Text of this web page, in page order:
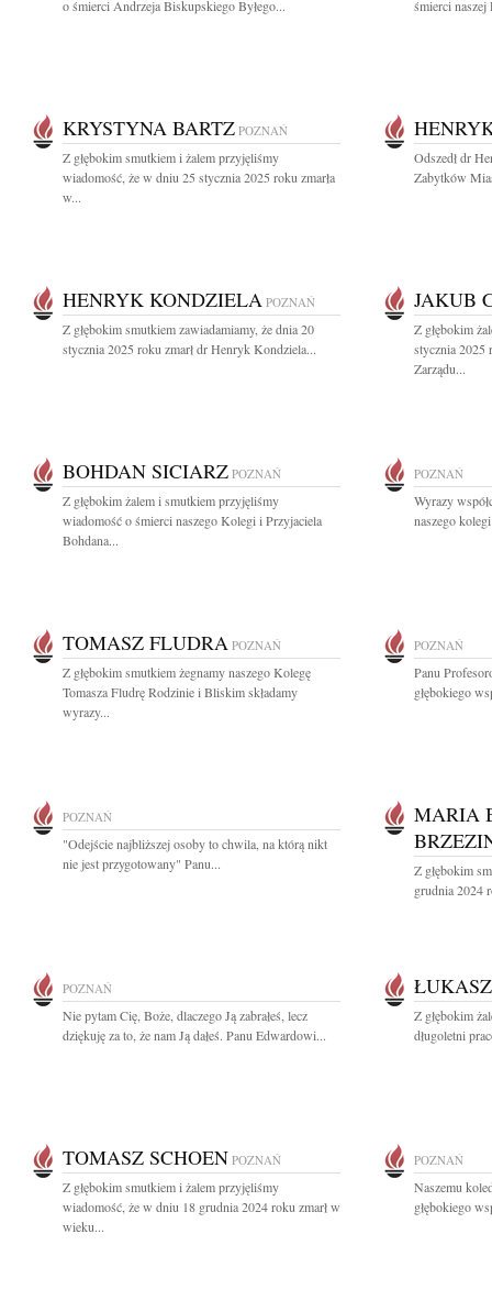
o śmierci Andrzeja Biskupskiego Byłego...
śmierci
KRYSTYNA BARTZ POZNAŃ
Z głębokim smutkiem i żalem przyjęliśmy
wiadomość, że w dniu 25 stycznia 2025 roku zmarła
w...
Odszedł dr
Zabytków
HENRYK KONDZIELA POZNAŃ
Z głębokim smutkiem zawiadamiamy, że dnia 20
stycznia 2025 roku zmarł dr Henryk Kondziela...
JAKUB
Z głębokim
stycznia 2025
Zarządu...
BOHDAN SICIARZ POZNAŃ
Z głębokim żalem i smutkiem przyjęliśmy
wiadomość o śmierci naszego Kolegi i Przyjaciela
Bohdana...
POZNAŃ
Wyrazy
naszego
TOMASZ FLUDRA POZNAŃ
Z głębokim smutkiem żegnamy naszego Kolegę
Tomasza Fludrę Rodzinie i Bliskim składamy
wyrazy...
POZNAŃ
Panu
głębokiego
POZNAŃ
"Odejście najbliższej osoby to chwila, na którą nikt
nie jest przygotowany" Panu...
MARIA
Z głębokim
grudnia 2024
POZNAŃ
Nie pytam Cię, Boże, dlaczego Ją zabrałeś, lecz
dziękuję za to, że nam Ją dałeś. Panu Edwardowi...
Z głębokim
długoletni
TOMASZ SCHOEN POZNAŃ
Z głębokim smutkiem i żalem przyjęliśmy
wiadomość, że w dniu 18 grudnia 2024 roku zmarł w
wieku...
POZNAŃ
Naszemu
głębokiego